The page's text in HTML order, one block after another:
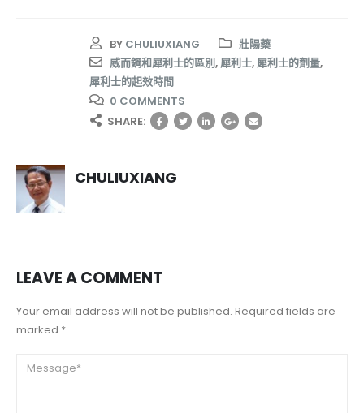
BY CHULIUXIANG
壯陽藥
威而鋼和犀利士的區別,犀利士,犀利士的劑量,
犀利士的起效時間
0 COMMENTS
SHARE:
CHULIUXIANG
LEAVE A COMMENT
Your email address will not be published. Required fields are
marked *